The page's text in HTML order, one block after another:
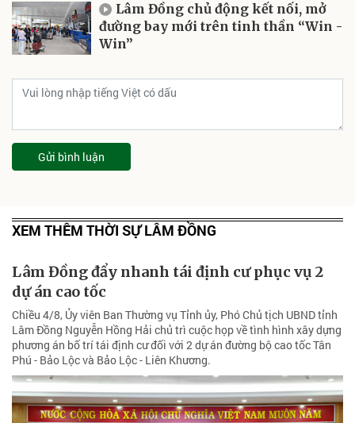
Lâm Đồng chủ động kết nối, mở
đường bay mới trên tinh thần “Win -
Win”
Gửi bình luận
XEM THÊM THỜI SỰ LÂM ĐỒNG
Lâm Đồng đẩy nhanh tái định cư phục vụ 2
dự án cao tốc
Chiều 4/8, Ủy viên Ban Thường vụ Tỉnh ủy, Phó Chủ tịch UBND tỉnh
Lâm Đồng Nguyễn Hồng Hải chủ trì cuộc họp về tình hình xây dựng
phương án bố trí tái định cư đối với 2 dự án đường bộ cao tốc Tân
Phú - Bảo Lộc và Bảo Lộc - Liên Khương.